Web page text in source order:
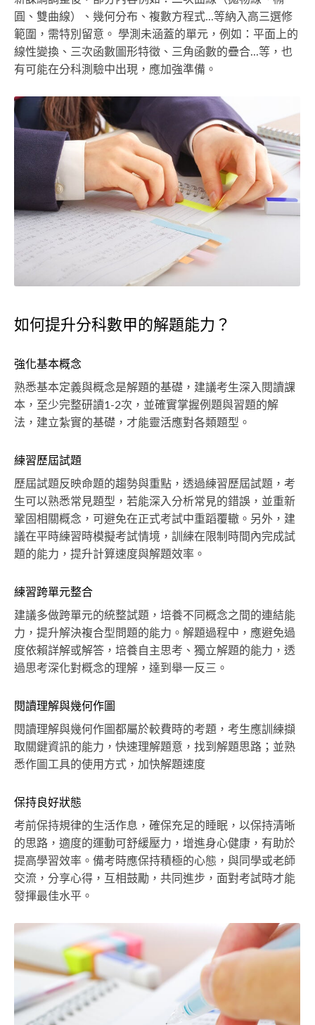
圓、雙曲線）、幾何分布、複數方程式...等納入高三選修
範圍，需特別留意。 學測未涵蓋的單元，例如：平面上的
線性變換、三次函數圖形特徵、三角函數的疊合...等，也
有可能在分科測驗中出現，應加強準備。
如何提升分科數甲的解題能力？
強化基本概念
熟悉基本定義與概念是解題的基礎，建議考生深入閱讀課
本，至少完整研讀1-2次，並確實掌握例題與習題的解
法，建立紮實的基礎，才能靈活應對各類題型。
練習歷屆試題
歷屆試題反映命題的趨勢與重點，透過練習歷屆試題，考
生可以熟悉常見題型，若能深入分析常見的錯誤，並重新
鞏固相關概念，可避免在正式考試中重蹈覆轍。另外，建
議在平時練習時模擬考試情境，訓練在限制時間內完成試
題的能力，提升計算速度與解題效率。
練習跨單元整合
建議多做跨單元的統整試題，培養不同概念之間的連結能
力，提升解決複合型問題的能力。解題過程中，應避免過
度依賴詳解或解答，培養自主思考、獨立解題的能力，透
過思考深化對概念的理解，達到舉一反三。
閱讀理解與幾何作圖
閱讀理解與幾何作圖都屬於較費時的考題，考生應訓練擷
取關鍵資訊的能力，快速理解題意，找到解題思路；並熟
悉作圖工具的使用方式，加快解題速度
保持良好狀態
考前保持規律的生活作息，確保充足的睡眠，以保持清晰
的思路，適度的運動可舒緩壓力，增進身心健康，有助於
提高學習效率。備考時應保持積極的心態，與同學或老師
交流，分享心得，互相鼓勵，共同進步，面對考試時才能
發揮最佳水平。